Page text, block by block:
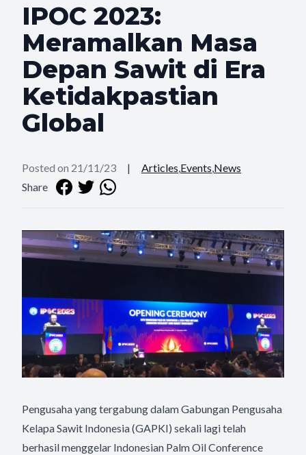
IPOC 2023:
Meramalkan Masa
Depan Sawit di Era
Ketidakpastian
Global
Posted on 21/11/23 | Articles,Events,News
Share
Pengusaha yang tergabung dalam Gabungan Pengusaha
Kelapa Sawit Indonesia (GAPKI) sekali lagi telah
berhasil menggelar Indonesian Palm Oil Conference